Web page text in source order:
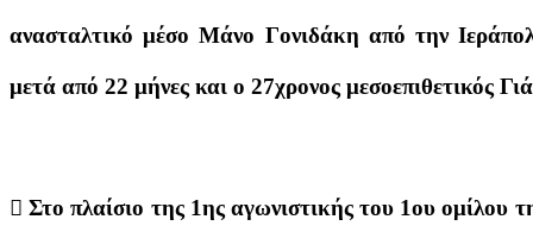
ανασταλτικό μέσο Μάνο Γονιδάκη από την
μετά από 22 μήνες και ο 27χρονος μεσοεπιθετικός
 Στο πλαίσιο της 1ης αγωνιστικής του 1ου ομίλου